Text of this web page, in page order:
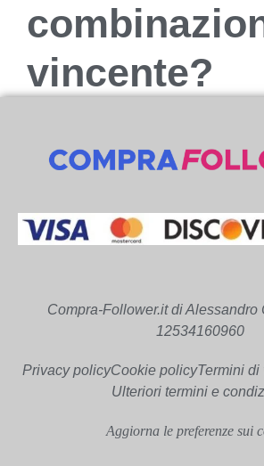
vincente?
Compra-Follower.it di Alessandro
12534160960
Privacy policyCookie policyTermini di
Ulteriori termini e
Aggiorna le preferenze sui